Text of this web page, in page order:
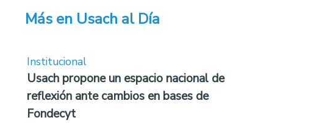
Más en Usach al Día
Institucional
Usach propone un espacio nacional de
reflexión ante cambios en bases de
Fondecyt